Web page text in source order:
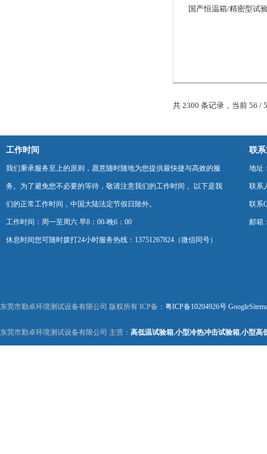
国产恒温箱/精密型试
共 2300 条记录，当前 56 /
工作时间
我们秉承服务至上的原则，愿意随时随地为您提供最快捷与高效的服
务。为了避免您不必要的等待，敬请注意我们的工作时间 。以下是我
们的正常工作时间，中国大陆法定节假日除外。
工作时间：周一至周六 早8：00-晚6：00
休息时间您可随时拨打24小时服务热线：13751267824（微信同号）
联
地址
联系
联系
邮箱
东莞市勤卓环境测试设备有限公司 版权所有 ICP备： 粤ICP备10204926号
东莞市勤卓环境测试设备有限公司 主营： 高低温试验箱,小型冷热冲击试验箱,小型高